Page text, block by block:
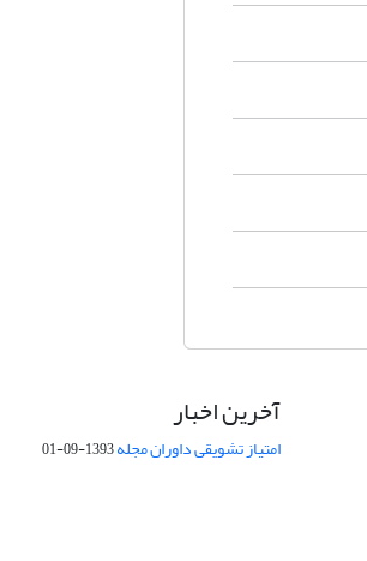
آخرین اخبار
امتیاز تشویقی داوران مجله1393-09-01